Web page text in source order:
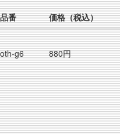
品番 価格（税込）
oth-g6 880円